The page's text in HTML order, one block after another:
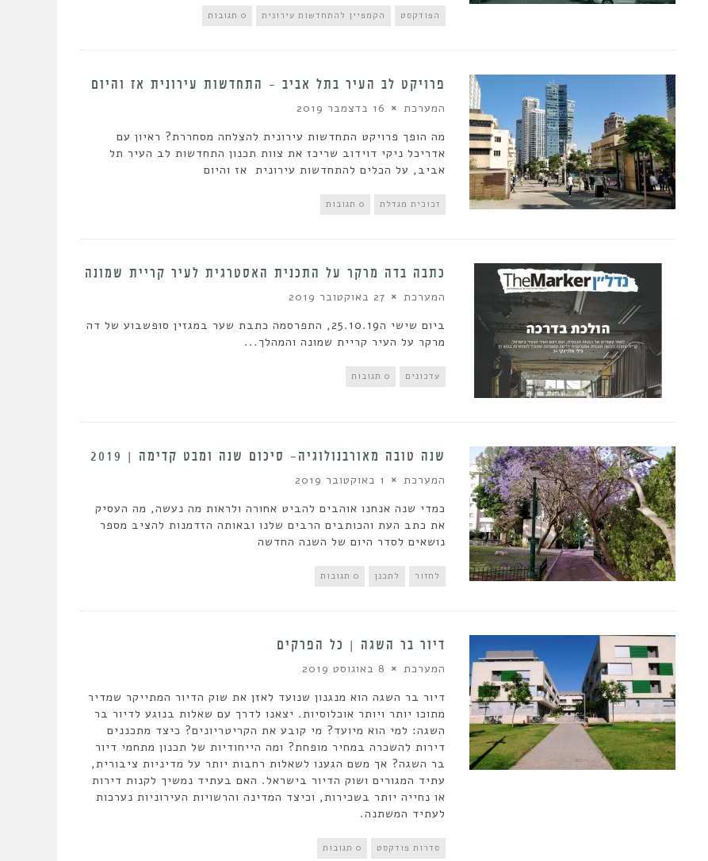
הפודקסט הקמפיין להתחדשות עירונית 0 תגובות
פרויקט לב העיר בתל אביב – התחדשות עירונית אז והיום
המערכת 16 בדצמבר 2019
מה הופך פרויקט התחדשות עירונית להצלחה מסחררת? ראיון עם
אדריכל ניקי דוידוב שריכז את צוות תכנון התחדשות לב העיר תל
אביב, על הכלים להתחדשות עירונית אז והיום
זכוכית מגדלת 0 תגובות
כתבה בדה מרקר על התכנית האסטרגית לעיר קריית שמונה
המערכת 27 באוקטובר 2019
ביום שישי ה25.10.19, התפרסמה כתבת שער במגזין סופשבוע של דה
מרקר על העיר קריית שמונה והמהלך...
עדכונים 0 תגובות
שנה טובה מאורבנולוגיה- סיכום שנה ומבט קדימה | 2019
המערכת 1 באוקטובר 2019
כמדי שנה אנחנו אוהבים להביט אחורה ולראות מה נעשה, מה העסיק
את כתב העת והכותבים הרבים שלנו ובאותה הזדמנות להציב מספר
נושאים לסדר היום של השנה החדשה
לחזור לתכנן 0 תגובות
דיור בר השגה | כל הפרקים
המערכת 8 באוגוסט 2019
דיור בר השגה הוא מנגנון שנועד לאזן את שוק הדיור המתייקר שמדיר
מתוכו יותר ויותר אוכלוסיות. יצאנו לדרך עם שאלות בנוגע לדיור בר
השגה: למי הוא מיועד? מי קובע את הקריטריונים? כיצד מתכננים
דירות להשכרה במחיר מופחת? ומה הייחודיות של תכנון מתחמי דיור
בר השגה? אך משם הגענו לשאלות רחבות יותר על מדיניות ציבורית,
עתיד המגורים ושוק הדיור בישראל. האם בעתיד נמשיך לקנות דירות
או נחייה יותר בשכירות, וכיצד המדינה והרשויות העירוניות נערכות
לעתיד המשתנה.
סדרות פודקסט 0 תגובות